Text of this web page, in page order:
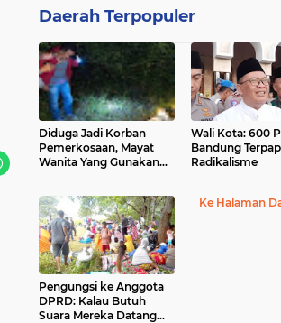
Daerah Terpopuler
Diduga Jadi Korban
Pemerkosaan, Mayat
Wanita Yang Gunakan
Wali Kota: 600
Bandung
Radikalisme
Pengungsi ke Anggota
DPRD: Kalau Butuh
Suara Mereka Datang
Ke Halaman